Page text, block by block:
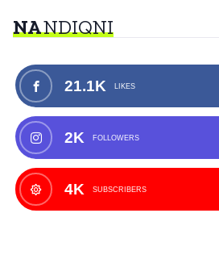
NANDIQNI
21.1K LIKES
2K FOLLOWERS
4K SUBSCRIBERS